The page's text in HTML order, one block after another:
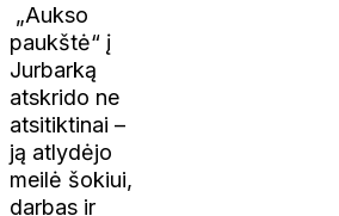
„Aukso
paukštė“ į
Jurbarką
atskrido ne
atsitiktinai –
ją atlydėjo
meilė šokiui,
darbas ir